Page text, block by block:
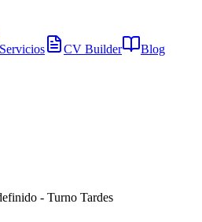
Servicios CV Builder Blog
- Turno Tardes